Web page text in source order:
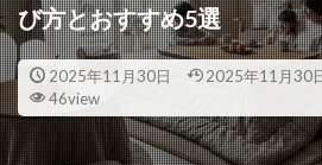
び方とおすすめ5選
2025年11月30日 2025年11月30
46view